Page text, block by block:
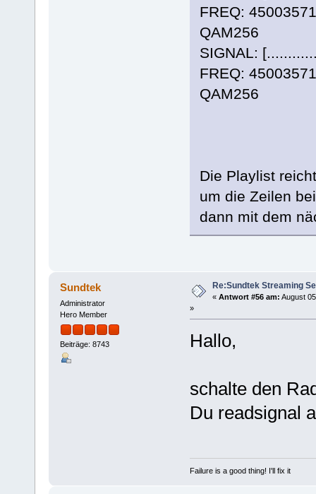
FREQ:
QAM256
SIGNAL:
FREQ:
QAM256
Die Playlist
um die Zeilen
dann mit dem
Sundtek
Administrator
Hero Member
Beiträge: 8743
Re:Sundtek Streaming
« Antwort #56 am: August
»
Hallo,
schalte den
Du readsignal
Failure is a good thing! I'll fix it